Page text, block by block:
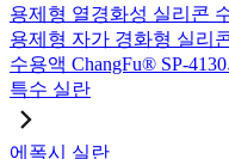
용제형 열경화성 실리콘
용제형 자가 경화형 실리
수용액 ChangFu® SP-
특수 실란
에폭시 실란